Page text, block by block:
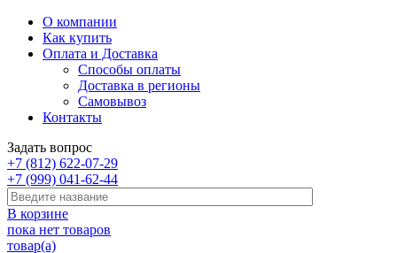
О компании
Как купить
Оплата и Доставка
Способы оплаты
Доставка в регионы
Самовывоз
Контакты
Задать вопрос
+7 (812) 622-07-29
+7 (999) 041-62-44
В корзине
пока нет товаров
товар(а)